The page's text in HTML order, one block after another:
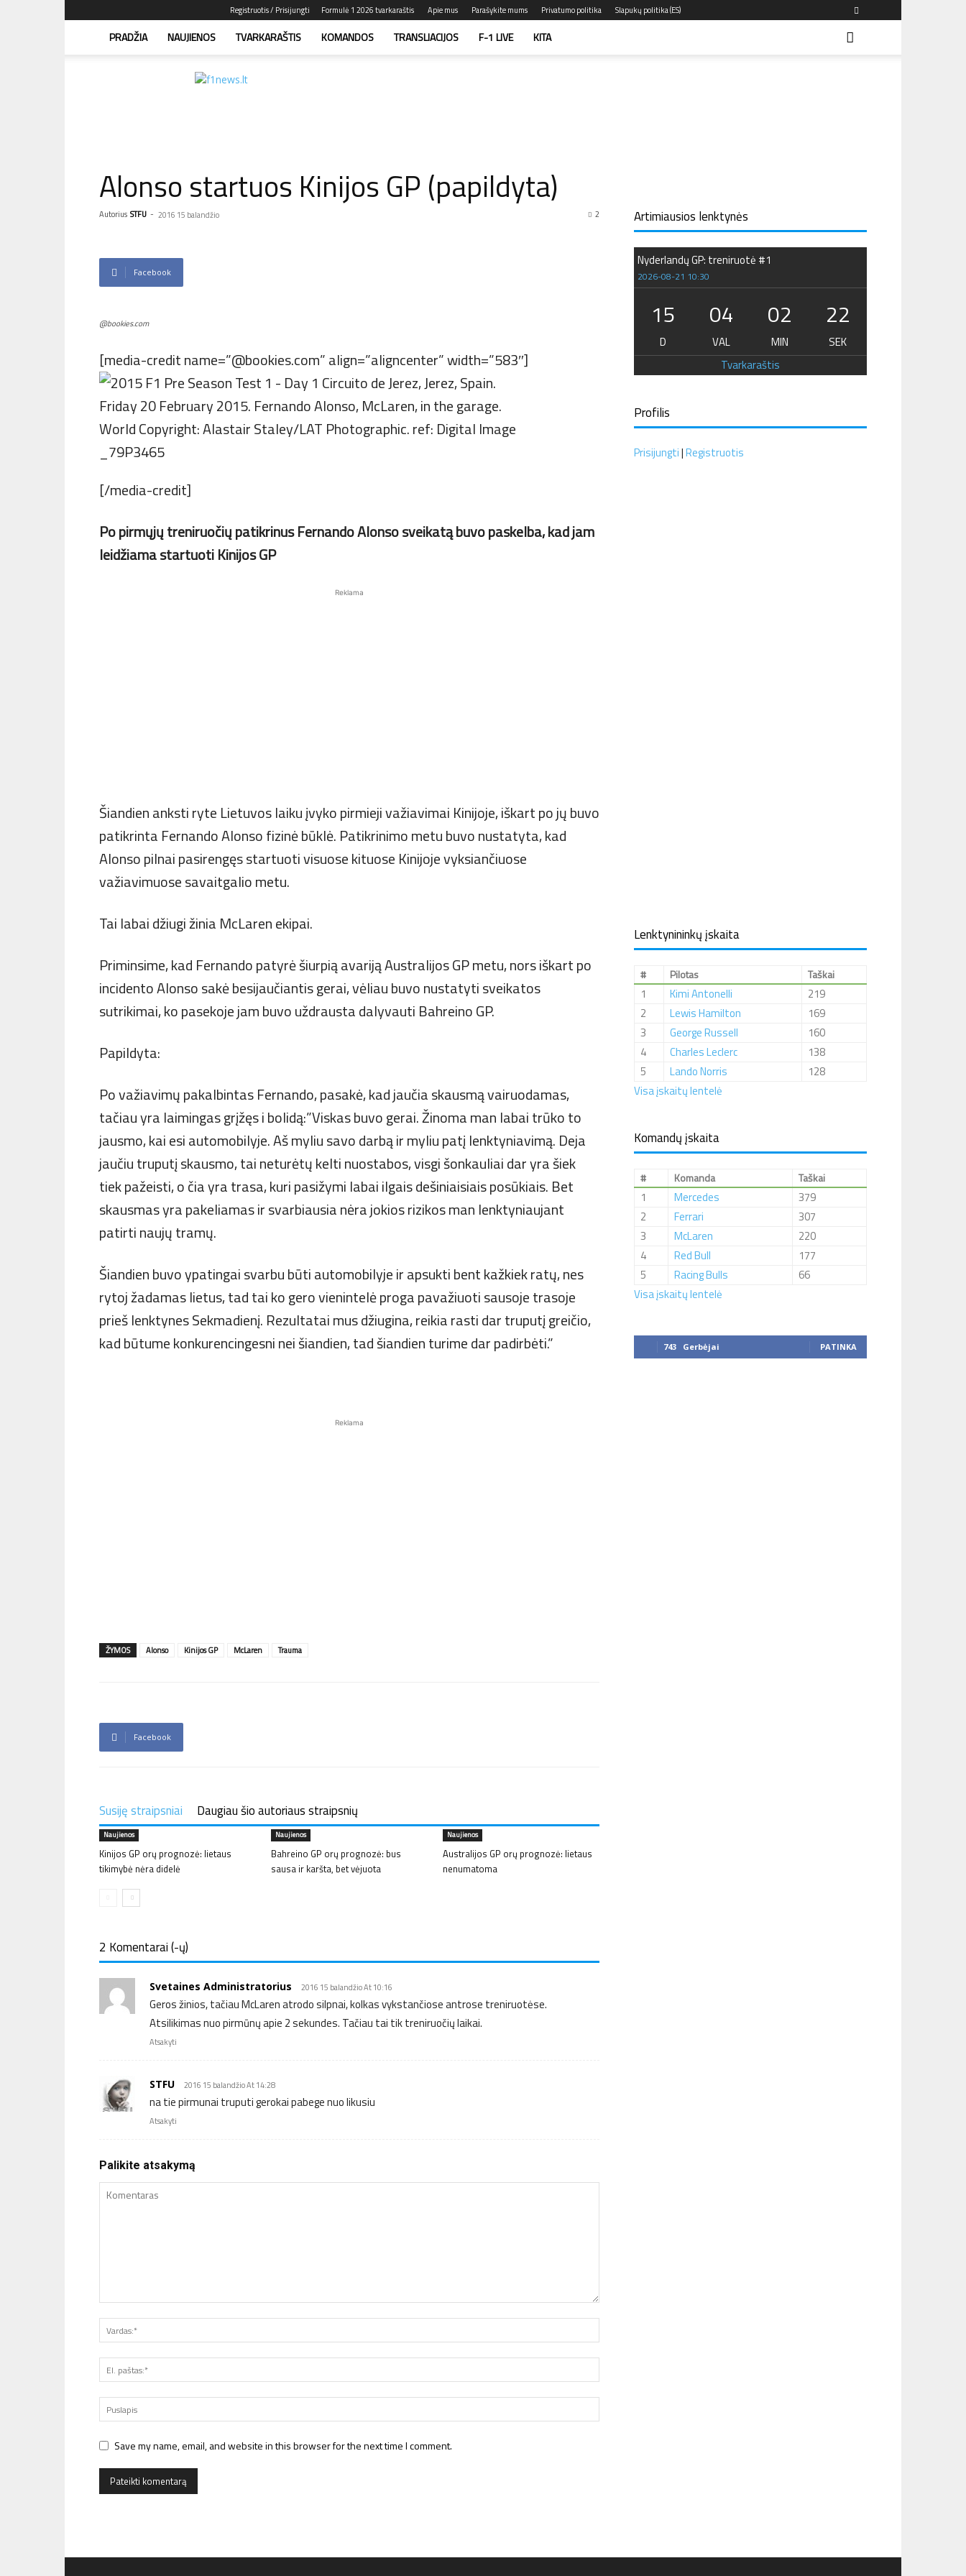
Registruotis / Prisijungti Formulė 1 2026 tvarkaraštis Apie mus Parašykite mums Privatumo politika Slapukų politika (ES)
PRADŽIA NAUJIENOS TVARKARAŠTIS KOMANDOS TRANSLIACIJOS F-1 LIVE KITA
Alonso startuos Kinijos GP (papildyta)
Autorius STFU - 2016 15 balandžio 2
Facebook
@bookies.com
[media-credit name=”@bookies.com” align=”aligncenter” width=”583″]
[/media-credit]
Po pirmųjų treniruočių patikrinus Fernando Alonso sveikatą buvo paskelba, kad jam
leidžiama startuoti Kinijos GP
Reklama
Šiandien anksti ryte Lietuvos laiku įvyko pirmieji važiavimai Kinijoje, iškart po jų buvo
patikrinta Fernando Alonso fizinė būklė. Patikrinimo metu buvo nustatyta, kad
Alonso pilnai pasirengęs startuoti visuose kituose Kinijoje vyksiančiuose
važiavimuose savaitgalio metu.
Tai labai džiugi žinia McLaren ekipai.
Priminsime, kad Fernando patyrė šiurpią avariją Australijos GP metu, nors iškart po
incidento Alonso sakė besijaučiantis gerai, vėliau buvo nustatyti sveikatos
sutrikimai, ko pasekoje jam buvo uždrausta dalyvauti Bahreino GP.
Papildyta:
Po važiavimų pakalbintas Fernando, pasakė, kad jaučia skausmą vairuodamas,
tačiau yra laimingas grįžęs i bolidą:”Viskas buvo gerai. Žinoma man labai trūko to
jausmo, kai esi automobilyje. Aš myliu savo darbą ir myliu patį lenktyniavimą. Deja
jaučiu truputį skausmo, tai neturėtų kelti nuostabos, visgi šonkauliai dar yra šiek
tiek pažeisti, o čia yra trasa, kuri pasižymi labai ilgais dešiniaisiais posūkiais. Bet
skausmas yra pakeliamas ir svarbiausia nėra jokios rizikos man lenktyniaujant
patirti naujų tramų.
Šiandien buvo ypatingai svarbu būti automobilyje ir apsukti bent kažkiek ratų, nes
rytoj žadamas lietus, tad tai ko gero vienintelė proga pavažiuoti sausoje trasoje
prieš lenktynes Sekmadienį. Rezultatai mus džiugina, reikia rasti dar truputį greičio,
kad būtume konkurencingesni nei šiandien, tad šiandien turime dar padirbėti.”
Reklama
ŽYMOS Alonso Kinijos GP McLaren Trauma
Facebook
Susiję straipsniai Daugiau šio autoriaus straipsnių
Naujienos
Kinijos GP orų prognozė: lietaus
tikimybė nėra didelė
Naujienos
Bahreino GP orų prognozė: bus
sausa ir karšta, bet vėjuota
Naujienos
Australijos GP orų prognozė: lietaus
nenumatoma
2 Komentarai (-ų)
Svetaines Administratorius 2016 15 balandžio At 10:16
Geros žinios, tačiau McLaren atrodo silpnai, kolkas vykstančiose antrose treniruotėse.
Atsilikimas nuo pirmūnų apie 2 sekundes. Tačiau tai tik treniruočių laikai.
Atsakyti
STFU 2016 15 balandžio At 14:28
na tie pirmunai truputi gerokai pabege nuo likusiu
Atsakyti
Palikite atsakymą
Save my name, email, and website in this browser for the next time I comment.
Artimiausios lenktynės
Nyderlandų GP: treniruotė #1
2026-08-21 10:30
15
D
04
VAL
02
MIN
21
SEK
Tvarkaraštis
Profilis
Prisijungti|Registruotis
Lenktynininkų įskaita
# Pilotas Taškai
1 Kimi Antonelli
219
2
Lewis Hamilton
169
3
George Russell
160
4
Charles Leclerc
138
5
Lando Norris
128
Visa įskaitų lentelė
Komandų įskaita
# Komanda Taškai
1 Mercedes
379
2
Ferrari
307
3
McLaren
220
4
Red Bull
177
5
Racing Bulls
66
Visa įskaitų lentelė
743 Gerbėjai PATINKA